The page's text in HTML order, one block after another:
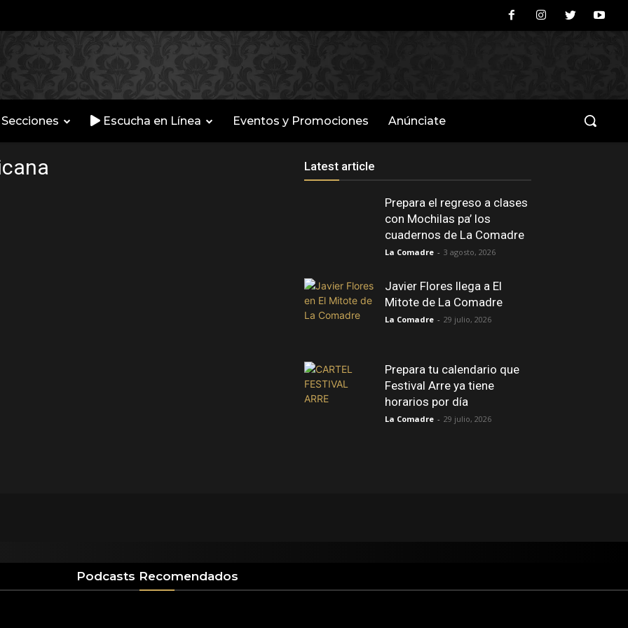
Secciones Escucha en Línea Eventos y Promociones Anúnciate
Latest article
Prepara el regreso a clases
con Mochilas pa’ los
cuadernos de La Comadre
La Comadre - 3 agosto, 2026
Javier Flores llega a El
Mitote de La Comadre
La Comadre - 29 julio, 2026
Prepara tu calendario que
Festival Arre ya tiene
horarios por día
La Comadre - 29 julio, 2026
Podcasts Recomendados